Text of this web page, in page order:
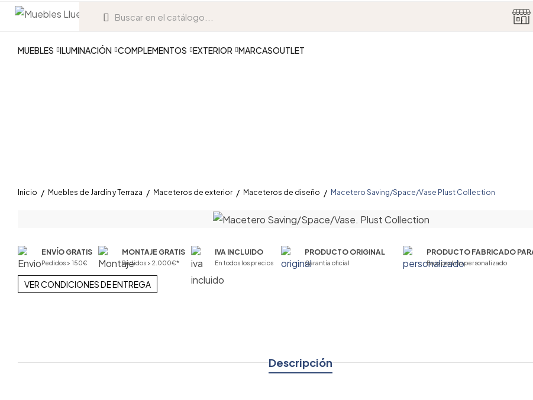
MUEBLES ILUMINACIÓN COMPLEMENTOS EXTERIOR MARCASOUTLET
Inicio Muebles de Jardín y Terraza Maceteros de exterior Maceteros de diseño Macetero Saving/Space/Vase Plust Collection
ENVÍO GRATIS
Pedidos > 150€
MONTAJE GRATIS
Pedidos > 2.000€*
IVA INCLUIDO
En todos los precios
PRODUCTO ORIGINAL
Garantía oficial
PRODUCTO FABRICADO
Bajo pedido personalizado
VER CONDICIONES DE ENTREGA
Descripción